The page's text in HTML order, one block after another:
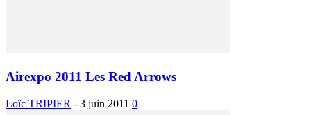
Airexpo 2011 Les Red Arrows
Loïc TRIPIER - 3 juin 2011 0